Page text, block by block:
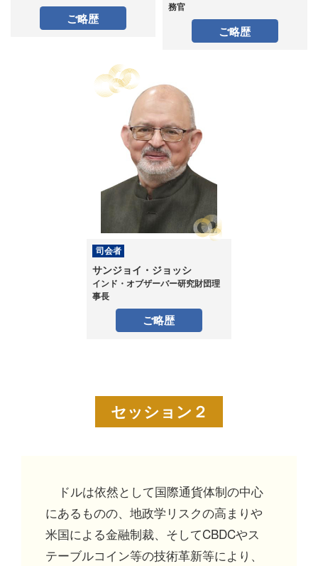
ご略歴
務官
ご略歴
司会者
サンジョイ・ジョッシ
インド・オブザーバー研究財団理
事長
ご略歴
セッション２
ドルは依然として国際通貨体制の中心
にあるものの、地政学リスクの高まりや
米国による金融制裁、そしてCBDCやス
テーブルコイン等の技術革新等により、